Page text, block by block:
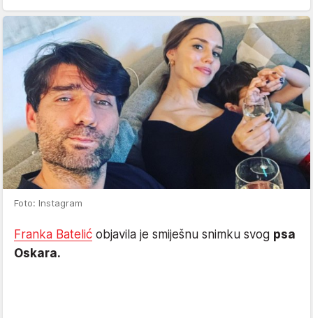
Foto: Instagram
Franka Batelić objavila je smiješnu snimku svog psa
Oskara.